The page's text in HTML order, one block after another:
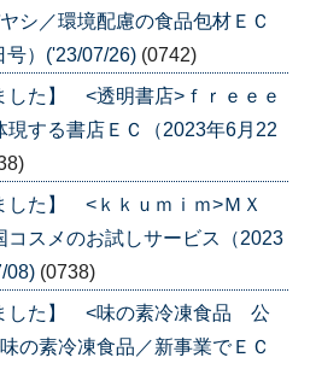
シ／環境配慮の食品包材ＥＣ
号）('23/07/26) (0742)
した】 <透明書店>ｆｒｅｅｅ
現する書店ＥＣ（2023年6月22
した】 <ｋｋｕｍｉｍ>ＭＸ
スメのお試しサービス（2023
08) (0738)
した】 <味の素冷凍食品 公
の素冷凍食品／新事業でＥＣ